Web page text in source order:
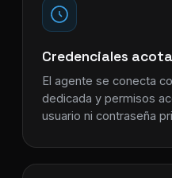
Credenciales
El agente se conecta
dedicada y permisos
usuario ni contraseña